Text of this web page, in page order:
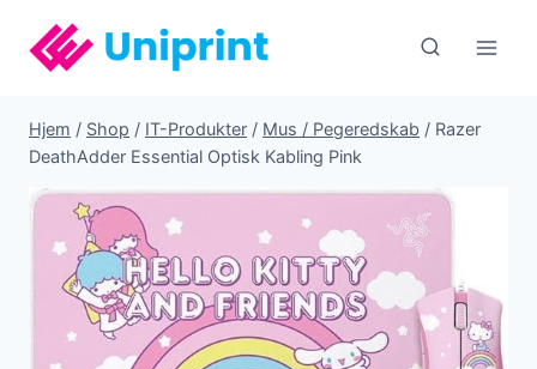
indhold
Hjem / Shop / IT-Produkter / Mus / Pegeredskab / Razer
DeathAdder Essential Optisk Kabling Pink